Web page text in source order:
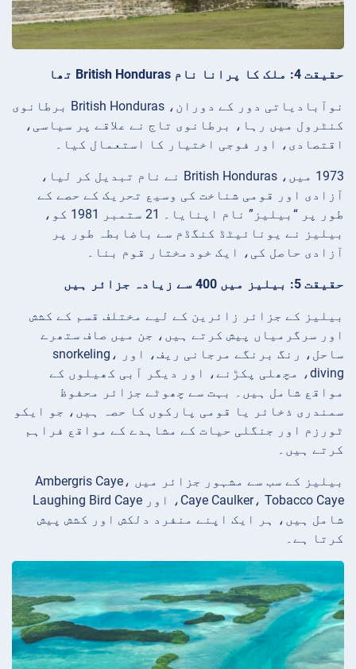
حقیقت 4: ملک کا پرانا نام British Honduras تھا
نوآبادیاتی دور کے دوران، British Honduras برطانوی
کنٹرول میں رہا، برطانوی تاج نے علاقے پر سیاسی،
اقتصادی، اور فوجی اختیار کا استعمال کیا۔
1973 میں، British Honduras نے نام تبدیل کر لیا،
آزادی اور قومی شناخت کی وسیع تحریک کے حصے کے
طور پر “بیلیز” نام اپنایا۔ 21 ستمبر 1981 کو،
بیلیز نے یونائیٹڈ کنگڈم سے باضابطہ طور پر
آزادی حاصل کی، ایک خودمختار قوم بنا۔
حقیقت 5: بیلیز میں 400 سے زیادہ جزائر ہیں
بیلیز کے جزائر زائرین کے لیے مختلف قسم کے کشش
اور سرگرمیاں پیش کرتے ہیں، جن میں صاف ستھرے
ساحل، رنگ برنگے مرجانی ریف، اور snorkeling،
diving، مچھلی پکڑنے، اور دیگر آبی کھیلوں کے
مواقع شامل ہیں۔ بہت سے چھوٹے جزائر محفوظ
سمندری ذخائر یا قومی پارکوں کا حصہ ہیں، جو ایکو
ٹورزم اور جنگلی حیات کے مشاہدے کے مواقع فراہم
کرتے ہیں۔
بیلیز کے سب سے مشہور جزائر میں Ambergris Caye،
Caye Caulker، Tobacco Caye، اور Laughing Bird Caye
شامل ہیں، ہر ایک اپنے منفرد دلکش اور کشش پیش
کرتا ہے۔